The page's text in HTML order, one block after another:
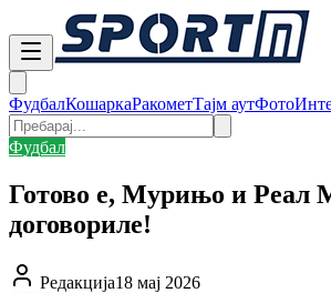
ФудбалКошаркаРакометТајм аутФото
Фудбал
Готово е, Мурињо и Реал
договориле!
Редакција18 мај 2026